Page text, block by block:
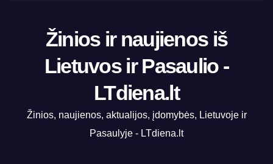
Žinios ir naujienos iš
Lietuvos ir Pasaulio -
LTdiena.lt
Žinios, naujienos, aktualijos, įdomybės, Lietuvoje ir
Pasaulyje - LTdiena.lt